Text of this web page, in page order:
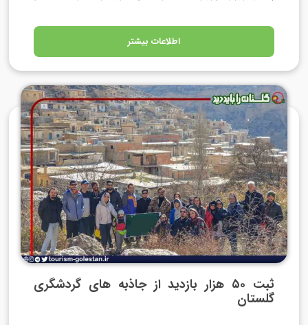
اطلاعات بیشتر
ثبت ۵۰ هزار بازدید از جاذبه های گردشگری
گلستان